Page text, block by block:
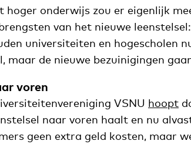
hoger onderwijs zou er eigenlijk
van het nieuwe
universiteiten en hogescholen
maar de nieuwe bezuinigingen
voren
VSNU hoopt
naar voren haalt en nu
geen extra geld kosten, maar